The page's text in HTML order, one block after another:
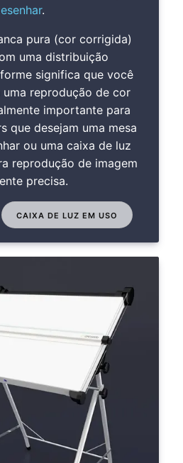
.
pura (cor corrigida)
uma distribuição
significa que você
reprodução de cor
importante para
que desejam uma mesa
ou uma caixa de luz
reprodução de imagem
precisa.
CAIXA DE LUZ EM USO